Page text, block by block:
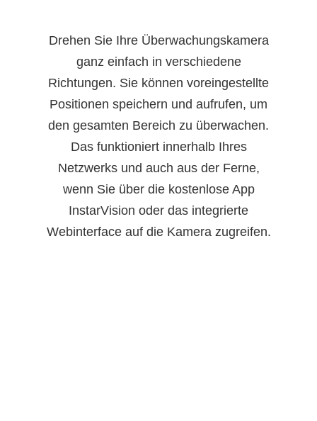
Drehen Sie Ihre Überwachungskamera
ganz einfach in verschiedene
Richtungen. Sie können voreingestellte
Positionen speichern und aufrufen, um
den gesamten Bereich zu überwachen.
Das funktioniert innerhalb Ihres
Netzwerks und auch aus der Ferne,
wenn Sie über die kostenlose App
InstarVision oder das integrierte
Webinterface auf die Kamera zugreifen.